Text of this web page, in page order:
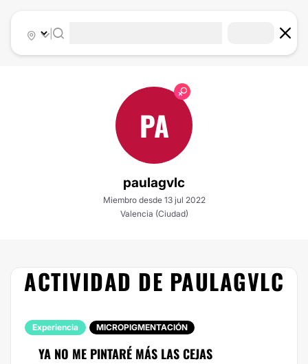
|
PA
paulagvlc
Miembro desde 13 jul 2022
Valencia (Ciudad)
ACTIVIDAD DE PAULAGVLC
Experiencia MICROPIGMENTACIÓN
YA NO ME PINTARÉ MÁS LAS CEJAS